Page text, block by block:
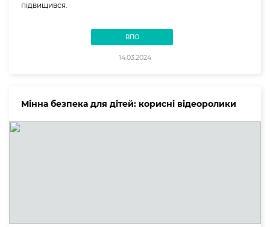
підвищився.
ВПО
14.03.2024
Мінна безпека для дітей: корисні відеоролики